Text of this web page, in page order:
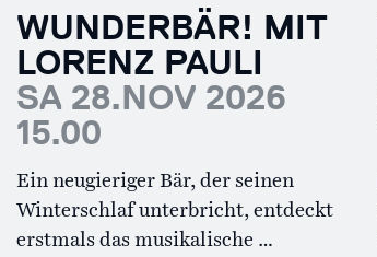
WUNDERBÄR! MIT
LORENZ PAULI
SA 28.NOV 2026
15.00
Ein neugieriger Bär, der seinen
Winterschlaf unterbricht, entdeckt
erstmals das musikalische …